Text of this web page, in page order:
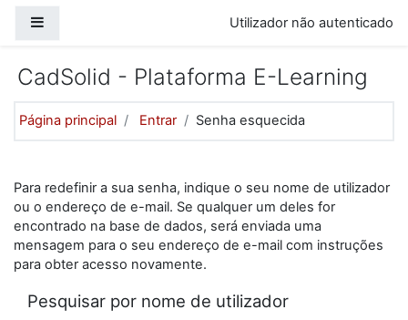
Utilizador não autenticado
CadSolid - Plataforma E-Learning
Página principal Entrar Senha esquecida
Para redefinir a sua senha, indique o seu nome de utilizador
ou o endereço de e-mail. Se qualquer um deles for
encontrado na base de dados, será enviada uma
mensagem para o seu endereço de e-mail com instruções
para obter acesso novamente.
Pesquisar por nome de utilizador